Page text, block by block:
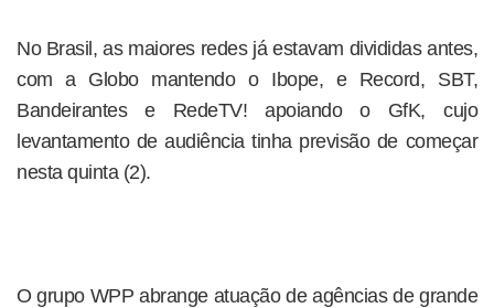
No Brasil, as maiores redes já estavam divididas antes,
com a Globo mantendo o Ibope, e Record, SBT,
Bandeirantes e RedeTV! apoiando o GfK, cujo
levantamento de audiência tinha previsão de começar
nesta quinta (2).
O grupo WPP abrange atuação de agências de grande